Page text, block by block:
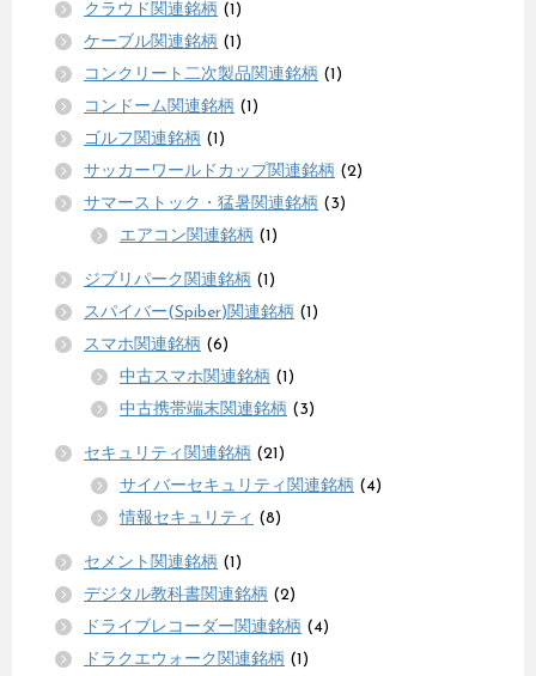
クラウド関連銘柄 (1)
ケーブル関連銘柄 (1)
コンクリート二次製品関連銘柄 (1)
コンドーム関連銘柄 (1)
ゴルフ関連銘柄 (1)
サッカーワールドカップ関連銘柄 (2)
サマーストック・猛暑関連銘柄 (3)
エアコン関連銘柄 (1)
ジブリパーク関連銘柄 (1)
スパイバー(Spiber)関連銘柄 (1)
スマホ関連銘柄 (6)
中古スマホ関連銘柄 (1)
中古携帯端末関連銘柄 (3)
セキュリティ関連銘柄 (21)
サイバーセキュリティ関連銘柄 (4)
情報セキュリティ (8)
セメント関連銘柄 (1)
デジタル教科書関連銘柄 (2)
ドライブレコーダー関連銘柄 (4)
ドラクエウォーク関連銘柄 (1)